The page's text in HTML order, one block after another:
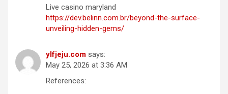
Live casino maryland
https://dev.belinn.com.br/beyond-the-surface-
unveiling-hidden-gems/
ylfjeju.com says:
May 25, 2026 at 3:36 AM
References: